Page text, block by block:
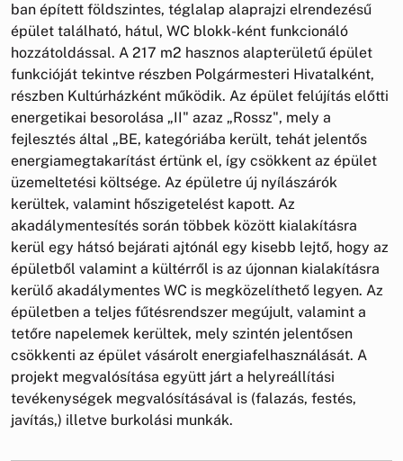
ban épített földszintes, téglalap alaprajzi elrendezésű
épület található, hátul, WC blokk-ként funkcionáló
hozzátoldással. A 217 m2 hasznos alapterületű épület
funkcióját tekintve részben Polgármesteri Hivatalként,
részben Kultúrházként működik. Az épület felújítás előtti
energetikai besorolása „II" azaz „Rossz", mely a
fejlesztés által „BE, kategóriába került, tehát jelentős
energiamegtakarítást értünk el, így csökkent az épület
üzemeltetési költsége. Az épületre új nyílászárók
kerültek, valamint hőszigetelést kapott. Az
akadálymentesítés során többek között kialakításra
kerül egy hátsó bejárati ajtónál egy kisebb lejtő, hogy az
épületből valamint a kültérről is az újonnan kialakításra
kerülő akadálymentes WC is megközelíthető legyen. Az
épületben a teljes fűtésrendszer megújult, valamint a
tetőre napelemek kerültek, mely szintén jelentősen
csökkenti az épület vásárolt energiafelhasználását. A
projekt megvalósítása együtt járt a helyreállítási
tevékenységek megvalósításával is (falazás, festés,
javítás,) illetve burkolási munkák.